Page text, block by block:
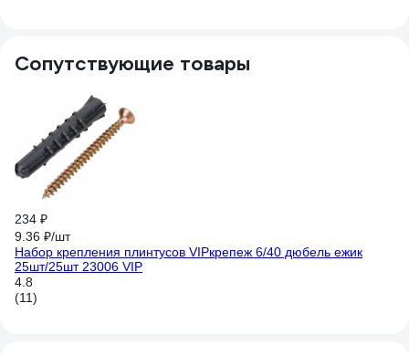
Сопутствующие товары
234 ₽
9.36 ₽/шт
Набор крепления плинтусов VIPкрепеж 6/40 дюбель ежик
25шт/25шт 23006 VIP
4.8
(11)